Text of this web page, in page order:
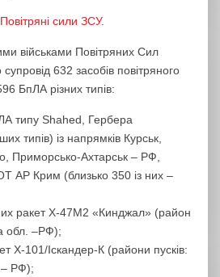
Повітряні сили ЗСУ.
військами Повітряних Сил
632 засобів повітряного
БпЛА різних типів:
типу Shahed, Гербера
типів) із напрямків Курськ,
Приморсько-Ахтарськ – РФ,
АР Крим (близько 350 із них –
ракет Х-47М2 «Кинджал» (район
обл. –РФ);
Х-101/Іскандер-К (райони пусків:
– РФ);